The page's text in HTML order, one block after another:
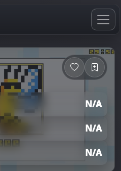
N/A
N/A
N/A